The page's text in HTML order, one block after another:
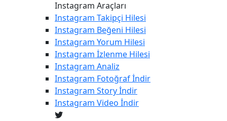
Instagram Araçları
Instagram Takipçi Hilesi
Instagram Beğeni Hilesi
Instagram Yorum Hilesi
Instagram İzlenme Hilesi
Instagram Analiz
Instagram Fotoğraf İndir
Instagram Story İndir
Instagram Video İndir